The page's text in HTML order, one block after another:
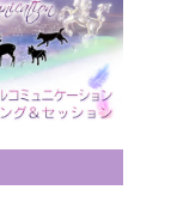
豊かさを受け取る♪豊かさ・豊かさの循環／エネルギーカード
ございました。